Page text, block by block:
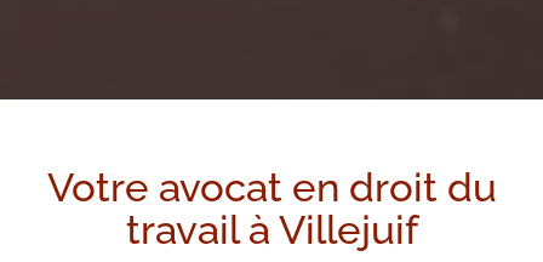
Votre avocat en droit du
travail à Villejuif